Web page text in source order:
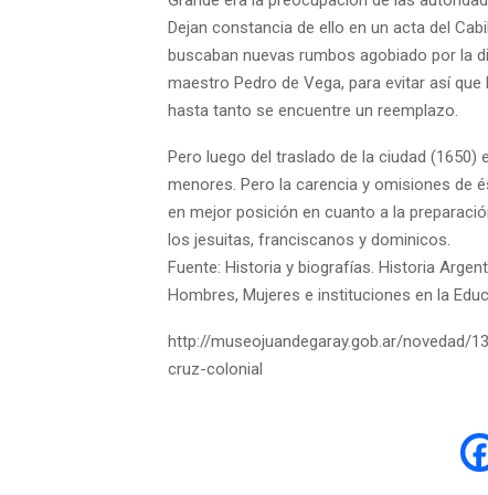
Dejan constancia de ello en un acta del
buscaban nuevas rumbos agobiado por la
maestro Pedro de Vega, para evitar así
hasta tanto se encuentre un reemplazo.
Pero luego del traslado de la ciudad (1650)
menores. Pero la carencia y omisiones de
en mejor posición en cuanto a la
los jesuitas, franciscanos y dominicos.
Fuente: Historia y biografías. Historia
Hombres, Mujeres e instituciones en la
http://museojuandegaray.gob.ar/novedad/
cruz-colonial